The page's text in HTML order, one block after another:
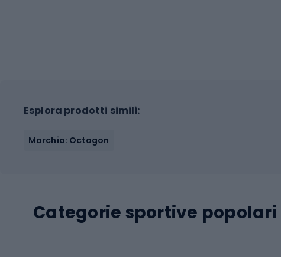
Esplora prodotti simili:
Marchio: Octagon
Categorie sportive popolari